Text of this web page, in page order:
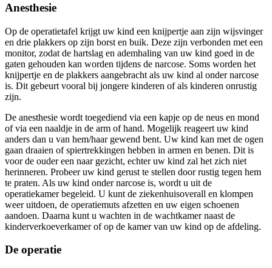
Anesthesie
Op de operatietafel krijgt uw kind een knijpertje aan zijn wijsvinger
en drie plakkers op zijn borst en buik. Deze zijn verbonden met een
monitor, zodat de hartslag en ademhaling van uw kind goed in de
gaten gehouden kan worden tijdens de narcose. Soms worden het
knijpertje en de plakkers aangebracht als uw kind al onder narcose
is. Dit gebeurt vooral bij jongere kinderen of als kinderen onrustig
zijn.
De anesthesie wordt toegediend via een kapje op de neus en mond
of via een naaldje in de arm of hand. Mogelijk reageert uw kind
anders dan u van hem/haar gewend bent. Uw kind kan met de ogen
gaan draaien of spiertrekkingen hebben in armen en benen. Dit is
voor de ouder een naar gezicht, echter uw kind zal het zich niet
herinneren. Probeer uw kind gerust te stellen door rustig tegen hem
te praten. Als uw kind onder narcose is, wordt u uit de
operatiekamer begeleid. U kunt de ziekenhuisoverall en klompen
weer uitdoen, de operatiemuts afzetten en uw eigen schoenen
aandoen. Daarna kunt u wachten in de wachtkamer naast de
kinderverkoeverkamer of op de kamer van uw kind op de afdeling.
De operatie